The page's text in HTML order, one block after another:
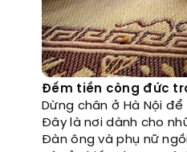
Đếm tiền công đức
Dừng chân ở Hà Nội
Đây là nơi dành cho
Đàn ông và phụ nữ